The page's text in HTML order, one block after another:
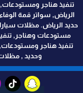
تنفيذ هناجر
الرياض, سواتر قمة
حديد الرياض. مظلات
مستودعات وهناجر,
تنفيذ هناجر
وحديد ,